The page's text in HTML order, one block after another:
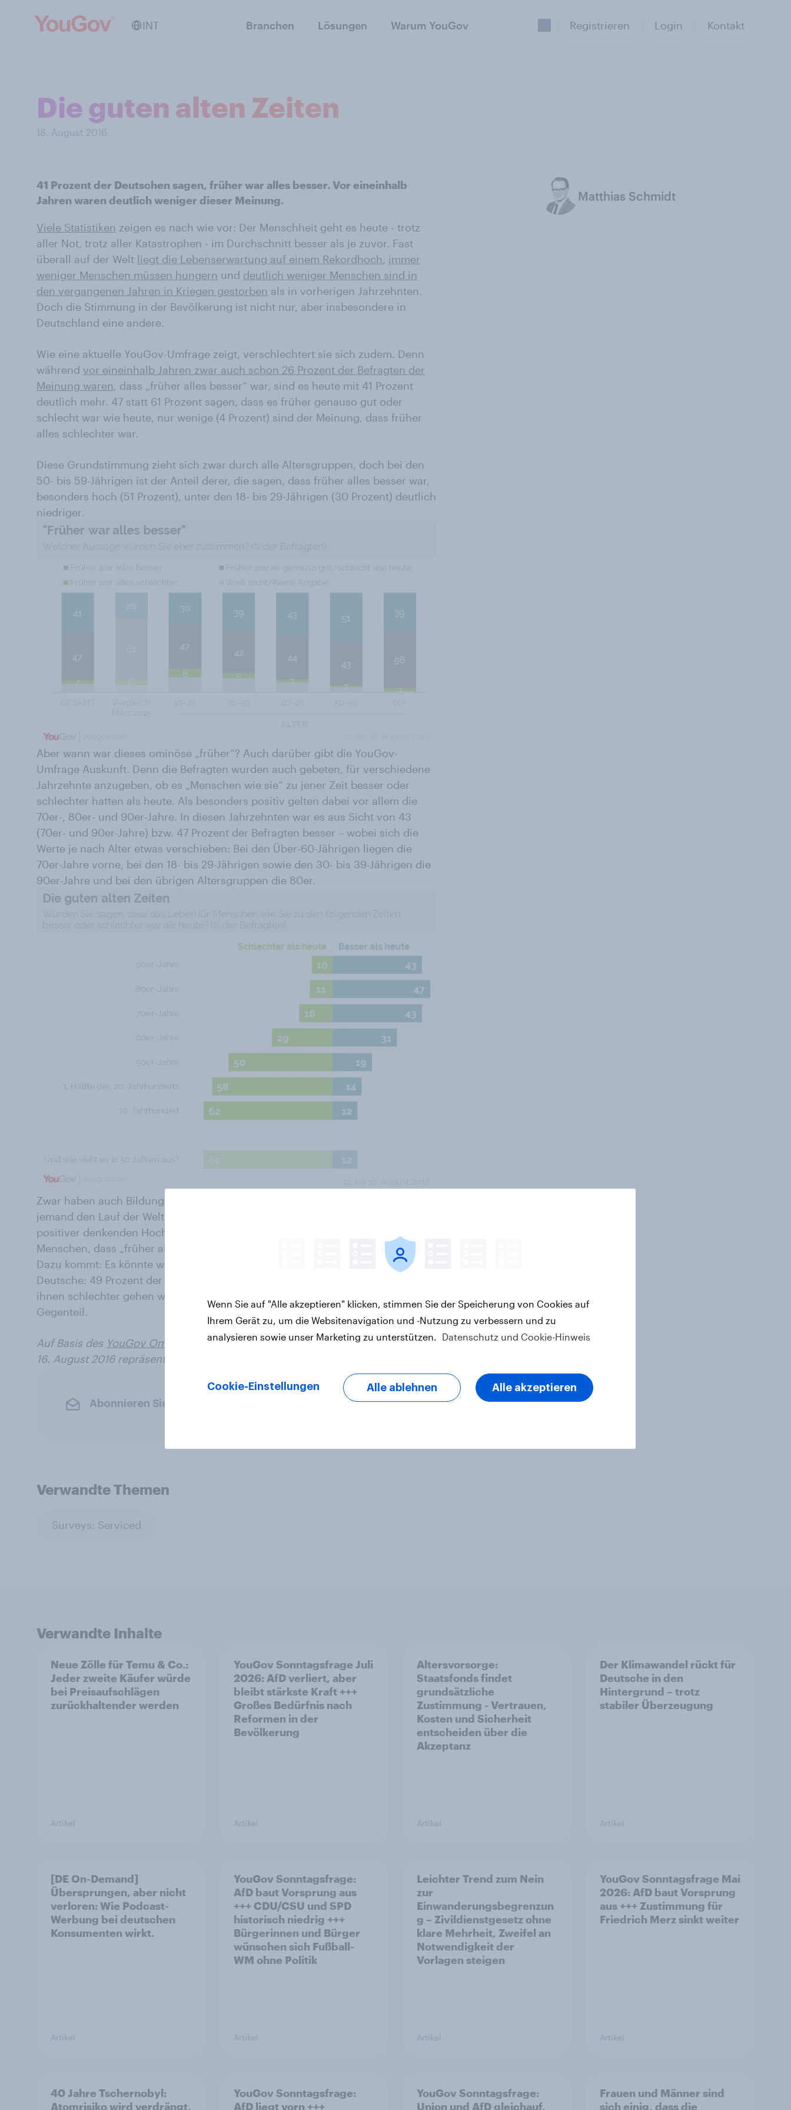
INT Branchen Lösungen Warum YouGov Registrieren Login Kontakt
Die guten alten Zeiten
18. August 2016
41 Prozent der Deutschen sagen, früher war alles besser. Vor eineinhalb
Jahren waren deutlich weniger dieser Meinung.
Viele Statistiken zeigen es nach wie vor: Der Menschheit geht es heute - trotz
aller Not, trotz aller Katastrophen - im Durchschnitt besser als je zuvor. Fast
überall auf der Welt liegt die Lebenserwartung auf einem Rekordhoch, immer
weniger Menschen müssen hungern und deutlich weniger Menschen sind in
den vergangenen Jahren in Kriegen gestorben als in vorherigen Jahrzehnten.
Doch die Stimmung in der Bevölkerung ist nicht nur, aber insbesondere in
Deutschland eine andere.
Wie eine aktuelle YouGov-Umfrage zeigt, verschlechtert sie sich zudem. Denn
während vor eineinhalb Jahren zwar auch schon 26 Prozent der Befragten der
Meinung waren, dass „früher alles besser“ war, sind es heute mit 41 Prozent
deutlich mehr. 47 statt 61 Prozent sagen, dass es früher genauso gut oder
schlecht war wie heute, nur wenige (4 Prozent) sind der Meinung, dass früher
alles schlechter war.
Diese Grundstimmung zieht sich zwar durch alle Altersgruppen, doch bei den
50- bis 59-Jährigen ist der Anteil derer, die sagen, dass früher alles besser war,
besonders hoch (51 Prozent), unter den 18- bis 29-Jährigen (30 Prozent) deutlich
niedriger.
Aber wann war dieses ominöse „früher“? Auch darüber gibt die YouGov-
Umfrage Auskunft. Denn die Befragten wurden auch gebeten, für verschiedene
Jahrzehnte anzugeben, ob es „Menschen wie sie“ zu jener Zeit besser oder
schlechter hatten als heute. Als besonders positiv gelten dabei vor allem die
70er-, 80er- und 90er-Jahre. In diesen Jahrzehnten war es aus Sicht von 43
(70er- und 90er-Jahre) bzw. 47 Prozent der Befragten besser – wobei sich die
Werte je nach Alter etwas verschieben: Bei den Über-60-Jährigen liegen die
70er-Jahre vorne, bei den 18- bis 29-Jährigen sowie den 30- bis 39-Jährigen die
90er-Jahre und bei den übrigen Altersgruppen die 80er.
Zwar haben auch Bildungsniveau und Einkommen etwas damit zu tun, wie
jemand den Lauf der Welt sieht. Doch auch bei den in diesem Falle deutlich
positiver denkenden Hochgebildeten und Gutverdienern sagen deutlich mehr
Menschen, dass „früher alles besser“ war als dass „früher alles schlechter“ war.
Dazu kommt: Es könnte weiter bergab gehen. Zumindest glauben das viele
Deutsche: 49 Prozent der Befragten sagen, dass es in 50 Jahren Menschen wie
ihnen schlechter gehen wird als heute. Lediglich 15 Prozent sagen das
Gegenteil.
Auf Basis des YouGov Omnibus
wurden 1040 Personen im Zeitraum vom 12. bis
16. August 2016 repräsentativ befragt.
Abonnieren Sie den YouGov-Newsletter
Matthias Schmidt
Verwandte Themen
Surveys: Serviced
Verwandte Inhalte
Neue Zölle für Temu & Co.:
Jeder zweite Käufer würde
bei Preisaufschlägen
zurückhaltender werden
Artikel
YouGov Sonntagsfrage Juli
2026: AfD verliert, aber
bleibt stärkste Kraft +++
Großes Bedürfnis nach
Reformen in der
Bevölkerung
Artikel
Altersvorsorge:
Staatsfonds findet
grundsätzliche
Zustimmung - Vertrauen,
Kosten und Sicherheit
entscheiden über die
Akzeptanz
Artikel
Der Klimawandel rückt für
Deutsche in den
Hintergrund – trotz
stabiler Überzeugung
Artikel
[DE On-Demand]
Übersprungen, aber nicht
verloren: Wie Podcast-
Werbung bei deutschen
Konsumenten wirkt.
Artikel
YouGov Sonntagsfrage:
AfD baut Vorsprung aus
+++ CDU/CSU und SPD
historisch niedrig +++
Bürgerinnen und Bürger
wünschen sich Fußball-
WM ohne Politik
Artikel
Leichter Trend zum Nein
zur
Einwanderungsbegrenzun
g – Zivildienstgesetz ohne
klare Mehrheit, Zweifel an
Notwendigkeit der
Vorlagen steigen
Artikel
YouGov Sonntagsfrage Mai
2026: AfD baut Vorsprung
aus +++ Zustimmung für
Friedrich Merz sinkt weiter
Artikel
40 Jahre Tschernobyl:
Atomrisiko wird verdrängt,
YouGov Sonntagsfrage:
AfD liegt vorn +++
YouGov Sonntagsfrage:
Union und AfD gleichauf,
Frauen und Männer sind
sich einig, dass die
Wenn Sie auf "Alle akzeptieren" klicken, stimmen Sie der Speicherung von Cookies auf
Ihrem Gerät zu, um die Websitenavigation und -Nutzung zu verbessern und zu
analysieren sowie unser Marketing zu unterstützen. Datenschutz und Cookie-Hinweis
Cookie-Einstellungen Alle ablehnen Alle akzeptieren